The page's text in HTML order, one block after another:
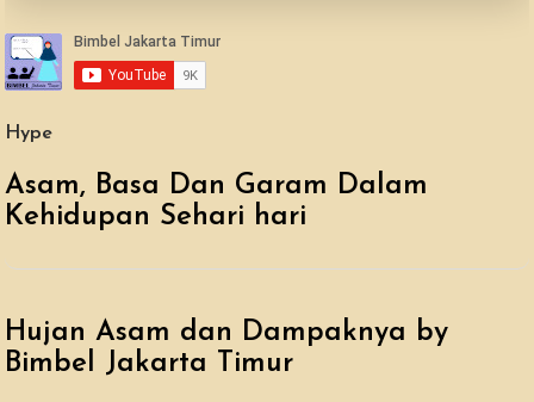
Hype
Asam, Basa Dan Garam Dalam
Kehidupan Sehari hari
Hujan Asam dan Dampaknya by
Bimbel Jakarta Timur